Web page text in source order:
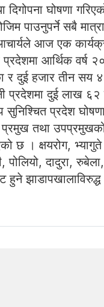
घोषणा
पाउनुपर्ने सबै
आज एक
प्रदेशमा आर्थिक वर्ष
र दुई हजार तीन सय
प्रदेशमा दुई लाख
सुनिश्चित प्रदेश
प्रमुख तथा
छ । क्षयरोग, भ्यागुते
दादुरा, रुबेला,
हुने